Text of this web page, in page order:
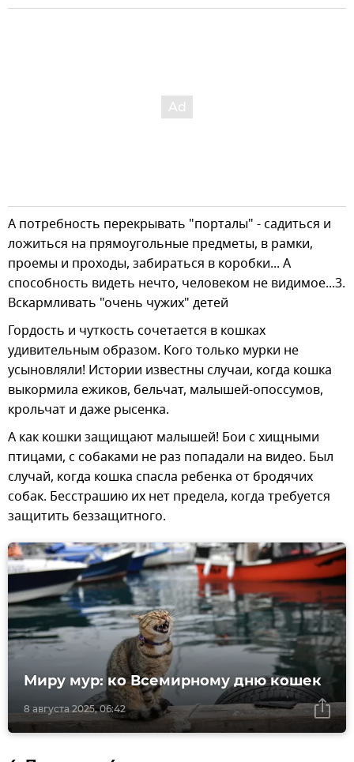
А потребность перекрывать "порталы" - садиться и
ложиться на прямоугольные предметы, в рамки,
проемы и проходы, забираться в коробки... А
способность видеть нечто, человеком не видимое...3.
Вскармливать "очень чужих" детей
Гордость и чуткость сочетается в кошках
удивительным образом. Кого только мурки не
усыновляли! Истории известны случаи, когда кошка
выкормила ежиков, бельчат, малышей-опоссумов,
крольчат и даже рысенка.
А как кошки защищают малышей! Бои с хищными
птицами, с собаками не раз попадали на видео. Был
случай, когда кошка спасла ребенка от бродячих
собак. Бесстрашию их нет предела, когда требуется
защитить беззащитного.
8 августа 2025, 06:42
Миру мур: ко Всемирному дню кошек